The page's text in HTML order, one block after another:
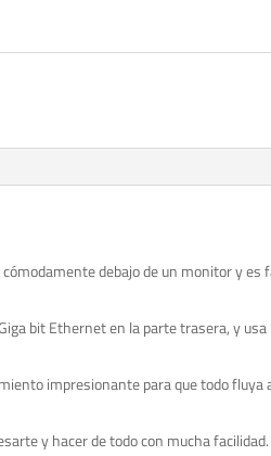
debajo de un monitor y es
bit Ethernet en la parte trasera, y
impresionante para que todo fluya
y hacer de todo con mucha